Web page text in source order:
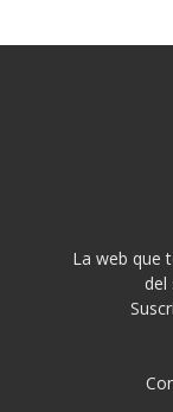
La web que
del